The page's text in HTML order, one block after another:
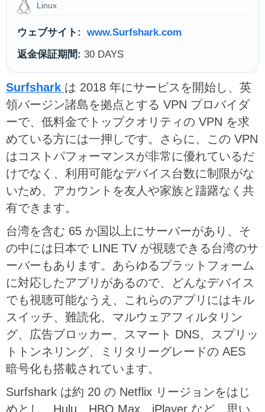
Linux
ウェブサイト:
www.Surfshark.com
返金保証期間: 30 DAYS
Surfshark は 2018 年にサービスを開始し、英
領バージン諸島を拠点とする VPN プロバイダ
ーで、低料金でトップクオリティの VPN を求
めている方には一押しです。さらに、この VPN
はコストパフォーマンスが非常に優れているだ
けでなく、利用可能なデバイス台数に制限がな
いため、アカウントを友人や家族と躊躇なく共
有できます。
台湾を含む 65 か国以上にサーバーがあり、そ
の中には日本で LINE TV が視聴できる台湾のサ
ーバーもあります。あらゆるプラットフォーム
に対応したアプリがあるので、どんなデバイス
でも視聴可能なうえ、これらのアプリにはキル
スイッチ、難読化、マルウェアフィルタリン
グ、広告ブロッカー、スマート DNS、スプリッ
トトンネリング、ミリタリーグレードの AES
暗号化も搭載されています。
Surfshark は約 20 の Netflix リージョンをはじ
めとし、Hulu、HBO Max、iPlayer など、思い